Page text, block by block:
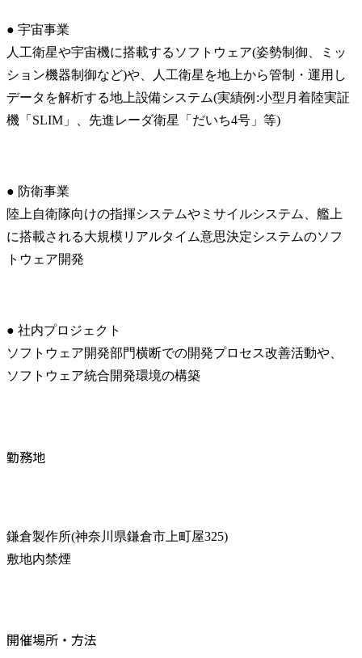
● 宇宙事業
人工衛星や宇宙機に搭載するソフトウェア(姿勢制御、ミッ
ション機器制御など)や、人工衛星を地上から管制・運用し
データを解析する地上設備システム(実績例:小型月着陸実証
機「SLIM」、先進レーダ衛星「だいち4号」等)
● 防衛事業
陸上自衛隊向けの指揮システムやミサイルシステム、艦上
に搭載される大規模リアルタイム意思決定システムのソフ
トウェア開発
● 社内プロジェクト
ソフトウェア開発部門横断での開発プロセス改善活動や、
ソフトウェア統合開発環境の構築
勤務地
鎌倉製作所(神奈川県鎌倉市上町屋325)
敷地内禁煙
開催場所・方法